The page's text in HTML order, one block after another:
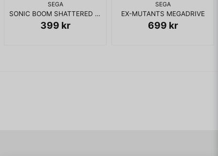
SEGA
SONIC BOOM SHATTERED CRYSTAL 3DS
399 kr
SEGA
EX-MUTANTS MEGADRIVE
699 kr